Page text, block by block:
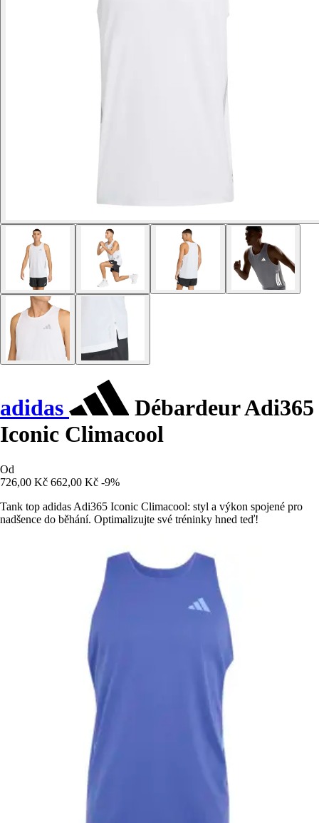
adidas
Débardeur Adi365
Iconic Climacool
Od
726,00 Kč 662,00 Kč -9%
Tank top adidas Adi365 Iconic Climacool: styl a výkon spojené pro
nadšence do běhání. Optimalizujte své tréninky hned teď!